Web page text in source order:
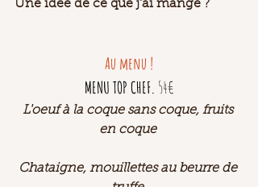
Une idée de ce que j'ai mangé ?
Au menu !
MENU TOP CHEF. 54€
L'oeuf à la coque sans coque, fruits
en coque
Chataigne, mouillettes au beurre de